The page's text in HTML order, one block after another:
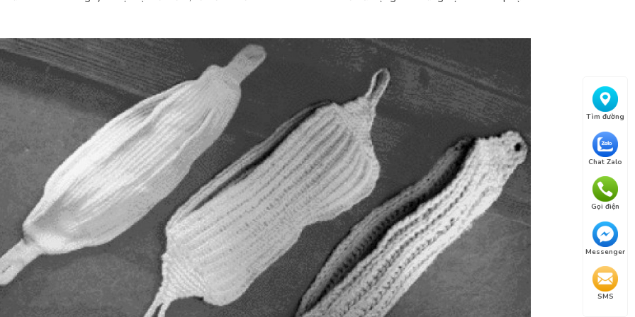
Tìm đường
Chat Zalo
Gọi điện
Messenger
SMS